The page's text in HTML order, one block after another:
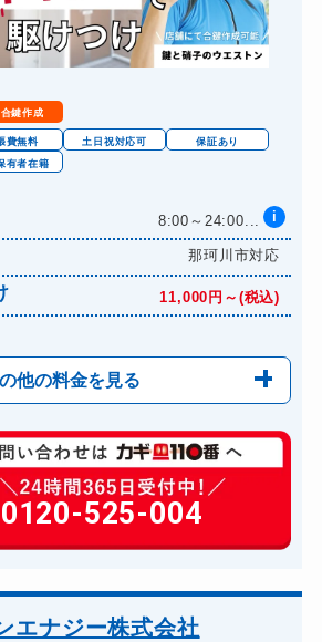
鍵作成
費無料 土日祝対応可
保証あり
有者在籍
8:00～24:00... i
那珂川市対応
11,000円～(税込)
他の料金を見る
11,000円～(税込)
6,600円～(税込)
14,300円～(税込)
け 13,200円～(税込)
0120-525-004
エナジー株式会社